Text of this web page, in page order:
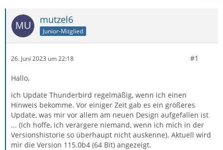
mutzel6
Junior-Mitglied
26. Juni 2023 um 22:18 #1
Hallo,
ich Update Thunderbird regelmäßig, wenn ich einen
Hinweis bekomme. Vor einiger Zeit gab es ein größeres
Update, was mir vor allem am neuen Design aufgefallen ist
... (Ich hoffe, ich verärgere niemand, wenn ich mich in der
Versionshistorie so überhaupt nicht auskenne). Aktuell wird
mir die Version 115.0b4 (64 Bit) angezeigt.